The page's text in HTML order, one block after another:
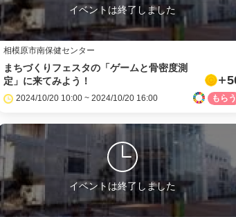
イベントは終了しました
相模原市南保健センター
まちづくりフェスタの「ゲームと骨密度測
定」に来てみよう！
2024/10/20 10:00 ~ 2024/10/20 16:00
イベントは終了しました